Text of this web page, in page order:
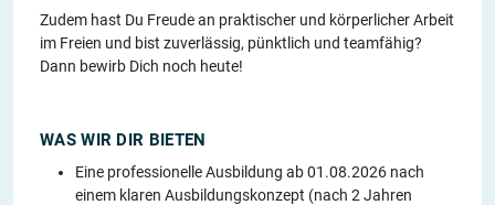
Zudem hast Du Freude an praktischer und körperlicher Arbeit
im Freien und bist zuverlässig, pünktlich und teamfähig?
Dann bewirb Dich noch heute!
WAS WIR DIR BIETEN
Eine professionelle Ausbildung ab 01.08.2026 nach
einem klaren Ausbildungskonzept (nach 2 Jahren